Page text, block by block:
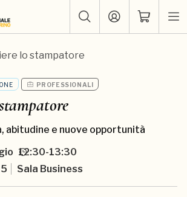
lo stampatore
PROFESSIONALI
abitudine e nuove opportunità
12:30-13:30
Sala Business